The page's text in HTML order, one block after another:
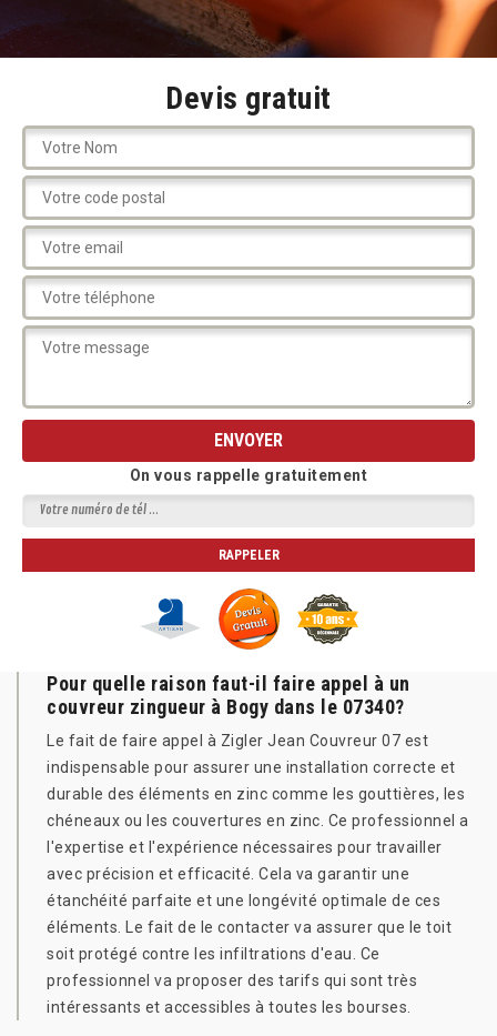
Devis gratuit
On vous rappelle gratuitement
Pour quelle raison faut-il faire appel à un
couvreur zingueur à Bogy dans le 07340?
Le fait de faire appel à Zigler Jean Couvreur 07 est
indispensable pour assurer une installation correcte et
durable des éléments en zinc comme les gouttières, les
chéneaux ou les couvertures en zinc. Ce professionnel a
l'expertise et l'expérience nécessaires pour travailler
avec précision et efficacité. Cela va garantir une
étanchéité parfaite et une longévité optimale de ces
éléments. Le fait de le contacter va assurer que le toit
soit protégé contre les infiltrations d'eau. Ce
professionnel va proposer des tarifs qui sont très
intéressants et accessibles à toutes les bourses.